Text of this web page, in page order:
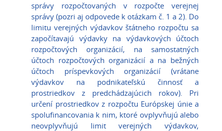
správy rozpočtovaných v rozpočte verejnej
správy (pozri aj odpovede k otázkam č. 1 a 2). Do
limitu verejných výdavkov štátneho rozpočtu sa
započítavajú výdavky na výdavkových účtoch
rozpočtových organizácií, na samostatných
účtoch rozpočtových organizácií a na bežných
účtoch príspevkových organizácií (vrátane
výdavkov na podnikateľskú činnosť a
prostriedkov z predchádzajúcich rokov). Pri
určení prostriedkov z rozpočtu Európskej únie a
spolufinancovania k nim, ktoré ovplyvňujú alebo
neovplyvňujú limit verejných výdavkov,